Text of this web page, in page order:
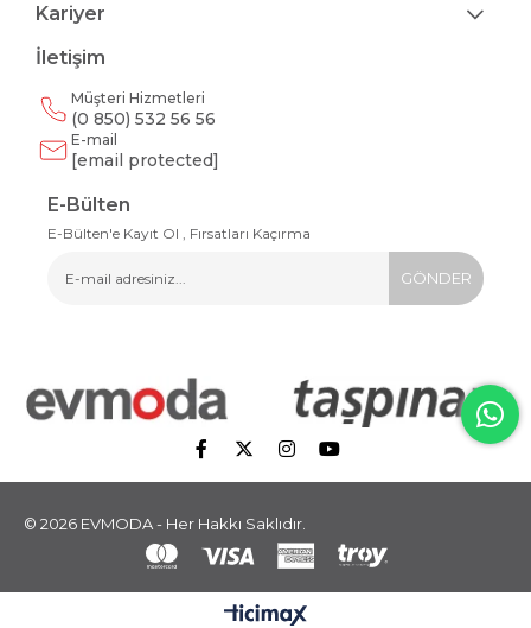
Kariyer
İletişim
Müşteri Hizmetleri
(0 850) 532 56 56
E-mail
[email protected]
E-Bülten
E-Bülten'e Kayıt Ol , Fırsatları Kaçırma
GÖNDER
© 2026 EVMODA - Her Hakkı Saklıdır.